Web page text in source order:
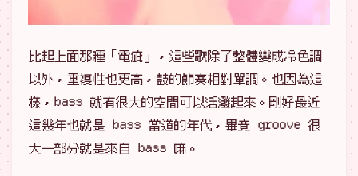
比起上面那種「電疵」，這些歌除了整體變成冷色調
以外，重複性也更高，鼓的節奏相對單調。也因為這
樣，bass 就有很大的空間可以活潑起來。剛好最近
這幾年也就是 bass 當道的年代，畢竟 groove 很
大一部分就是來自 bass 嘛。